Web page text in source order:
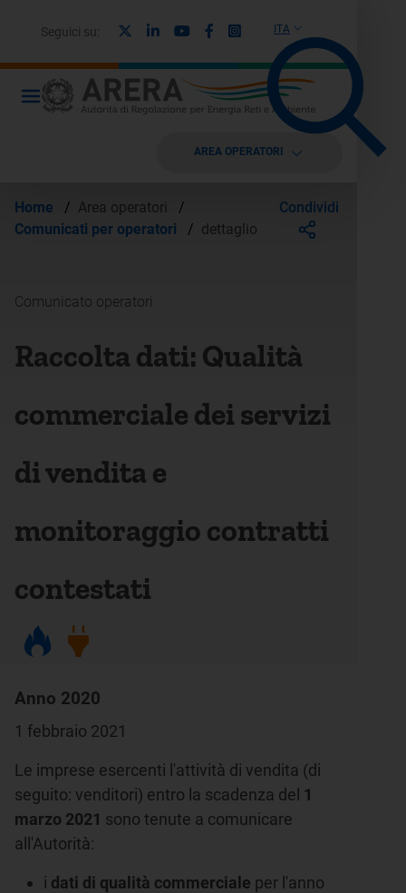
ITA
Seguici su: LinkedinYoutubeFacebook
Instagram
AREA OPERATORI
Home / Area operatori
/
Comunicati per operatori
/ dettaglio
Condividi
Comunicato operatori
Raccolta dati: Qualità
commerciale dei servizi
di vendita e
monitoraggio contratti
contestati
Anno 2020
1 febbraio 2021
Le imprese esercenti l'attività di vendita (di
seguito: venditori) entro la scadenza del 1
marzo 2021 sono tenute a comunicare
all'Autorità:
i dati di qualità commerciale per l'anno